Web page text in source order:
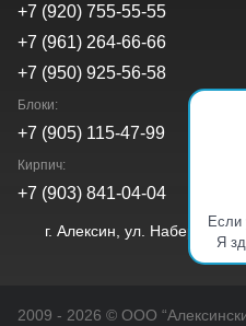
Если
Я
+7 (920) 755-55-55
+7 (961) 264-66-66
+7 (950) 925-56-58
Блоки:
+7 (905) 115-47-99
Кирпич:
+7 (903) 841-04-04
г. Алексин, ул.
2009 - 2026 © OOO